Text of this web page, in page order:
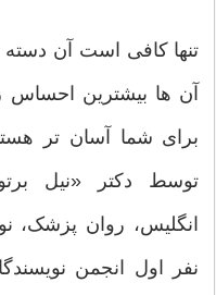
تنها کافی است آن دسته
آن ها بیشترین احساس
برای شما آسان تر
توسط دکتر «نیل
انگلیس، روان پزشک،
نفر اول انجمن